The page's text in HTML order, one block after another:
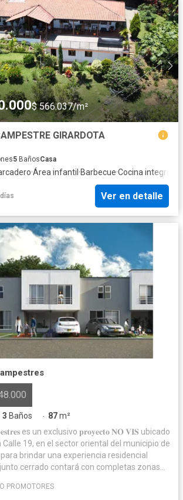
$ 566.037/m²
GIRARDOTA
5 BañosCasa
·Área infantil·Barbecue·Cocina integral
Ver en detalle
3 Baños · 87m²
es un exclusivo 𝐩𝐫𝐨𝐲𝐞𝐜𝐭𝐨 𝐍𝐎 𝐕𝐈𝐒 ubicado
Calle 19, en el sector oriental del municipio de
cerrado contará con completas zonas
se destacan: portería cubierta con
PROMOTORES